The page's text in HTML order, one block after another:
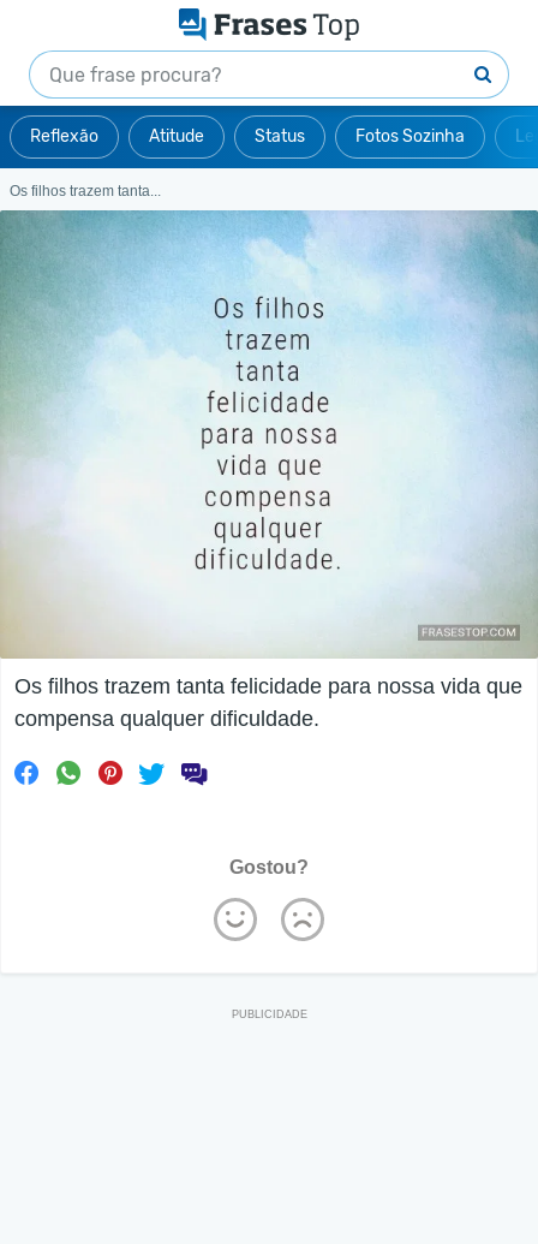
Reflexão Atitude Status Fotos Sozinha
Os filhos trazem tanta...
Os filhos trazem tanta felicidade para nossa vida que
compensa qualquer dificuldade.
Gostou?